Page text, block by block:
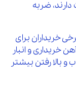
ضربه
خریداران برای
خریداری و انبار
بالا رفتن بیشتر